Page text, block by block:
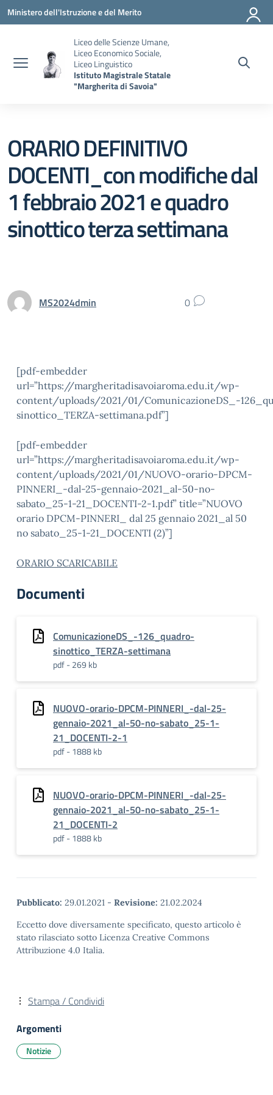
Vai ai contenuti
Vai al menu di navigazione
Vai al footer
Ministero dell'Istruzione e del Merito
Liceo delle Scienze Umane,
Liceo Economico Sociale,
Liceo Linguistico
Istituto Magistrale Statale
"Margherita di Savoia"
ORARIO DEFINITIVO
DOCENTI_con modifiche dal
1 febbraio 2021 e quadro
sinottico terza settimana
MS2024dmin 0
[pdf-embedder
url=”https://margheritadisavoiaroma.edu.it/wp-
content/uploads/2021/01/ComunicazioneDS_-
sinottico_TERZA-settimana.pdf”]
[pdf-embedder
url=”https://margheritadisavoiaroma.edu.it/wp-
content/uploads/2021/01/NUOVO-orario-DPCM-
PINNERI_-dal-25-gennaio-2021_al-50-no-
sabato_25-1-21_DOCENTI-2-1.pdf” title=”NUOVO
orario DPCM-PINNERI_ dal 25 gennaio 2021_al 50
no sabato_25-1-21_DOCENTI (2)”]
ORARIO SCARICABILE
Documenti
ComunicazioneDS_-126_quadro-
sinottico_TERZA-settimana
pdf - 269 kb
NUOVO-orario-DPCM-PINNERI_-dal-25-
gennaio-2021_al-50-no-sabato_25-1-
21_DOCENTI-2-1
pdf - 1888 kb
NUOVO-orario-DPCM-PINNERI_-dal-25-
gennaio-2021_al-50-no-sabato_25-1-
21_DOCENTI-2
pdf - 1888 kb
Pubblicato: 29.01.2021 - Revisione: 21.02.2024
Eccetto dove diversamente specificato, questo articolo è
stato rilasciato sotto Licenza Creative Commons
Attribuzione 4.0 Italia.
Stampa / Condividi
Argomenti
Notizie